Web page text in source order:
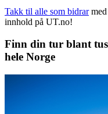
Takk til alle som bidrar
innhold på UT.no!
Finn din tur blant
hele Norge